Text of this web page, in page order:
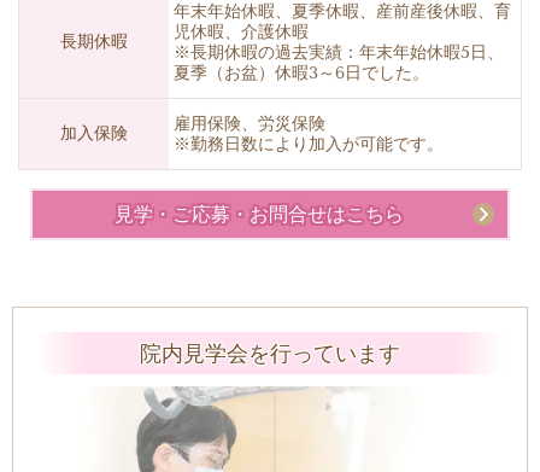
長期休暇
年末年始休暇、夏季休暇、産前産後休暇、育
児休暇、介護休暇
※長期休暇の過去実績：年末年始休暇5日、
夏季（お盆）休暇3～6日でした。
加入保険
雇用保険、労災保険
※勤務日数により加入が可能です。
見学・ご応募・お問合せはこちら
院内見学会を行っています